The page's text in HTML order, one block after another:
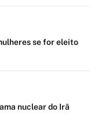
se for eleito
nuclear do Irã